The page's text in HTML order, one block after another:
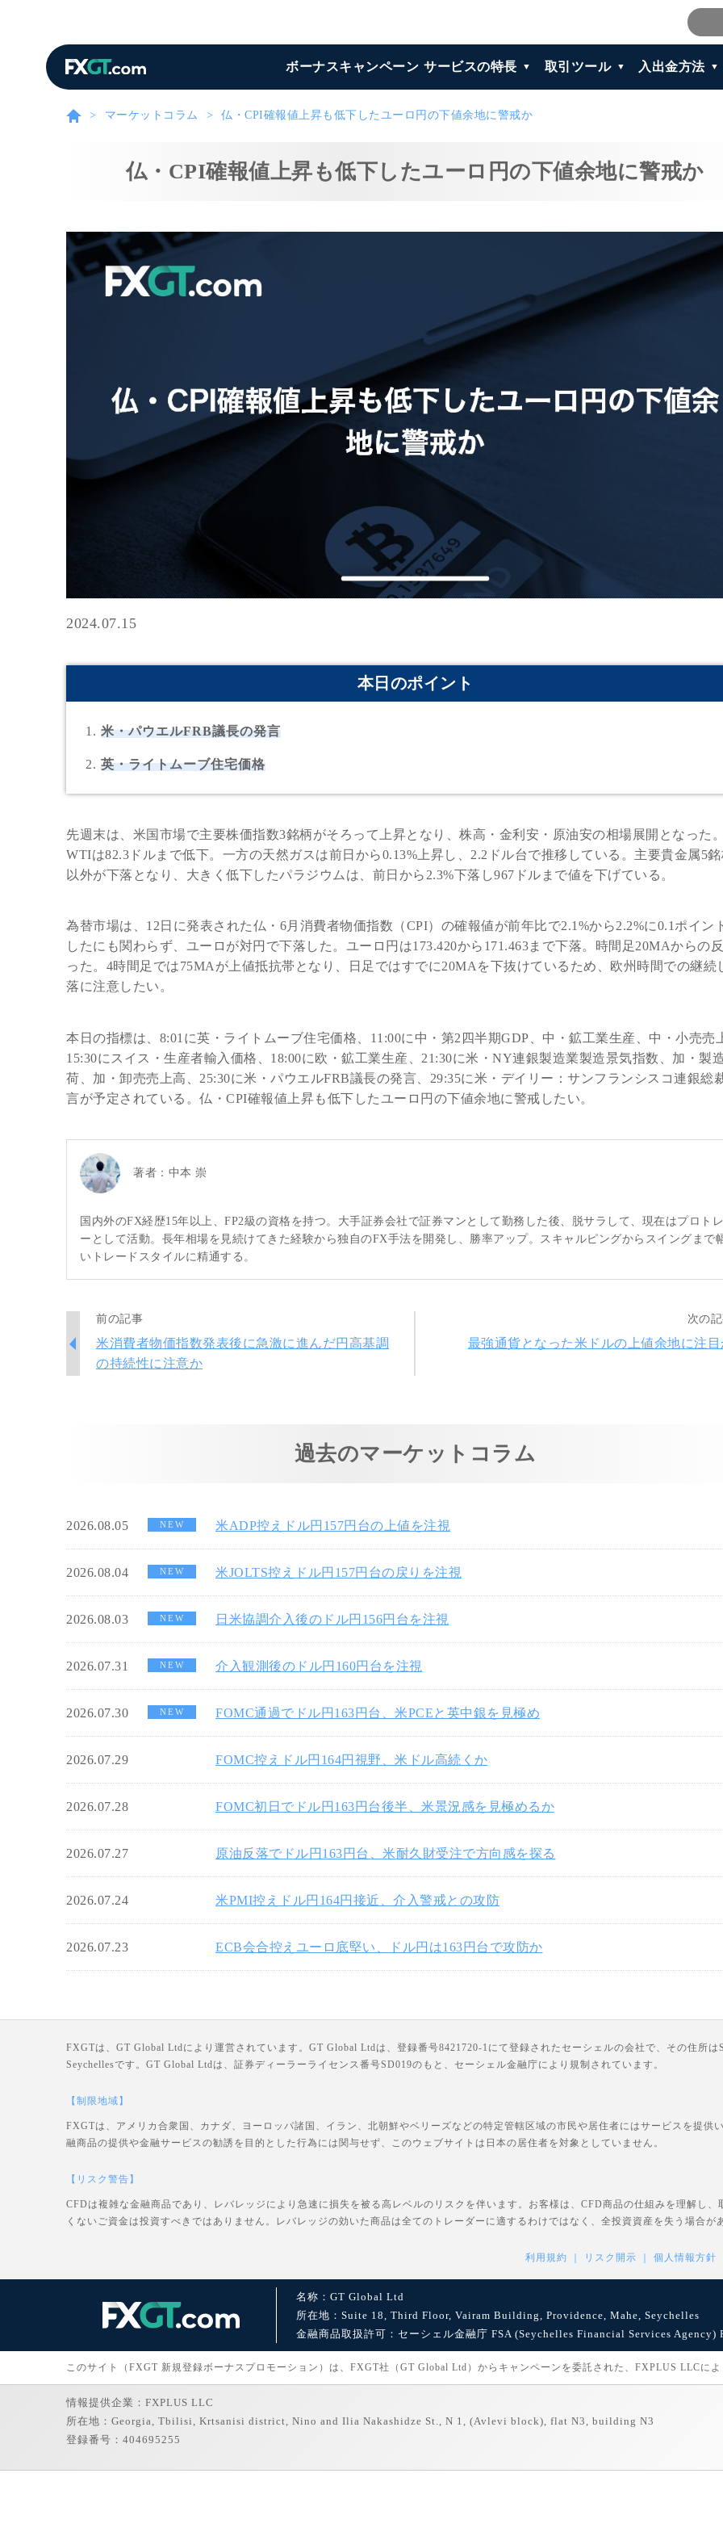
ボーナスキャンペーン サービスの特長 取引ツール 入出金方法
マーケットコラム 仏・CPI確報値上昇も低下したユーロ円の下値余地に警戒か
仏・CPI確報値上昇も低下したユーロ円の下値余地に警戒か
2024.07.15
本日のポイント
米・パウエルFRB議長の発言
英・ライトムーブ住宅価格
先週末は、米国市場で主要株価指数3銘柄がそろって上昇となり、株高・金利安・原油安の相場展開となった
WTIは82.3ドルまで低下。一方の天然ガスは前日から0.13%上昇し、2.2ドル台で推移している。主要貴金属5
以外が下落となり、大きく低下したパラジウムは、前日から2.3%下落し967ドルまで値を下げている。
為替市場は、12日に発表された仏・6月消費者物価指数（CPI）の確報値が前年比で2.1%から2.2%に0.1ポイン
したにも関わらず、ユーロが対円で下落した。ユーロ円は173.420から171.463まで下落。時間足20MAからの
った。4時間足では75MAが上値抵抗帯となり、日足ではすでに20MAを下抜けているため、欧州時間での継続
落に注意したい。
本日の指標は、8:01に英・ライトムーブ住宅価格、11:00に中・第2四半期GDP、中・鉱工業生産、中・小売売
15:30にスイス・生産者輸入価格、18:00に欧・鉱工業生産、21:30に米・NY連銀製造業製造景気指数、加・製
荷、加・卸売売上高、25:30に米・パウエルFRB議長の発言、29:35に米・デイリー：サンフランシスコ連銀総
言が予定されている。仏・CPI確報値上昇も低下したユーロ円の下値余地に警戒したい。
著者： 中本 崇
国内外のFX経歴15年以上、FP2級の資格を持つ。大手証券会社で証券マンとして勤務した後、脱サラして、現在はプロト
ーとして活動。長年相場を見続けてきた経験から独自のFX手法を開発し、勝率アップ。スキャルピングからスイングまで
いトレードスタイルに精通する。
前の記事
米消費者物価指数発表後に急激に進んだ円高基調
の持続性に注意か
次の
最強通貨となった米ドルの上値余地に注目
過去のマーケットコラム
2026.08.05 NEW 米ADP控えドル円157円台の上値を注視
2026.08.04 NEW 米JOLTS控えドル円157円台の戻りを注視
2026.08.03 NEW 日米協調介入後のドル円156円台を注視
2026.07.31 NEW 介入観測後のドル円160円台を注視
2026.07.30 NEW FOMC通過でドル円163円台、米PCEと英中銀を見極め
2026.07.29 FOMC控えドル円164円視野、米ドル高続くか
2026.07.28 FOMC初日でドル円163円台後半、米景況感を見極めるか
2026.07.27 原油反落でドル円163円台、米耐久財受注で方向感を探る
2026.07.24 米PMI控えドル円164円接近、介入警戒との攻防
2026.07.23 ECB会合控えユーロ底堅い、ドル円は163円台で攻防か
FXGTは、GT Global Ltdにより運営されています。GT Global Ltdは、登録番号8421720-1にて登録されたセーシェルの会社で、その住所
Seychellesです。GT Global Ltdは、証券ディーラーライセンス番号SD019のもと、セーシェル金融庁により規制されています。
【制限地域】
FXGTは、アメリカ合衆国、カナダ、ヨーロッパ諸国、イラン、北朝鮮やベリーズなどの特定管轄区域の市民や居住者にはサービスを提供
融商品の提供や金融サービスの勧誘を目的とした行為には関与せず、このウェブサイトは日本の居住者を対象としていません。
【リスク警告】
CFDは複雑な金融商品であり、レバレッジにより急速に損失を被る高レベルのリスクを伴います。お客様は、CFD商品の仕組みを理解し
くないご資金は投資すべきではありません。レバレッジの効いた商品は全てのトレーダーに適するわけではなく、全投資資産を失う場合が
利用規約 リスク開示 個人情報方針
名称：GT Global Ltd
所在地：Suite 18, Third Floor, Vairam Building, Providence, Mahe, Seychelles
金融商品取扱許可：セーシェル金融庁 FSA (Seychelles Financial Services Agency)
このサイト（FXGT 新規登録ボーナスプロモーション）は、FXGT社（GT Global Ltd）からキャンペーンを委託された、FXPLUS LLCによ
情報提供企業：FXPLUS LLC
所在地：Georgia, Tbilisi, Krtsanisi district, Nino and Ilia Nakashidze St., N 1, (Avlevi block), flat N3, building N3
登録番号：404695255